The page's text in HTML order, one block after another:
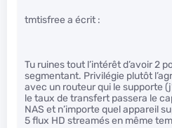
tmtisfree a écrit :
Tu ruines tout l’intérêt d’avoir 2
segmentant. Privilégie plutôt
avec un routeur qui le supporte
le taux de transfert passera le
NAS et n’importe quel appareil
5 flux HD streamés en même